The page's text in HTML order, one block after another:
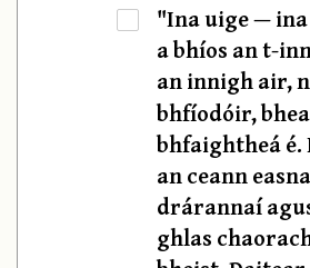
"Ina uige —
a bhíos an t-
an innigh air,
bhfíodóir,
bhfaightheá é.
an ceann
drárannaí
ghlas